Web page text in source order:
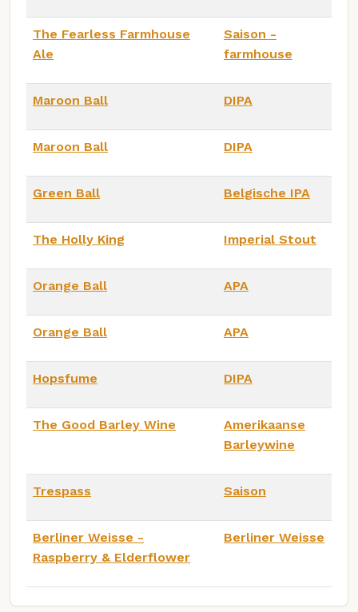
The Fearless Farmhouse
Ale
Saison -
farmhouse
Maroon Ball DIPA
Maroon Ball DIPA
Green Ball Belgische IPA
The Holly King Imperial Stout
Orange Ball APA
Orange Ball APA
Hopsfume DIPA
The Good Barley Wine
Amerikaanse
Barleywine
Trespass Saison
Berliner Weisse -
Raspberry & Elderflower
Berliner Weisse